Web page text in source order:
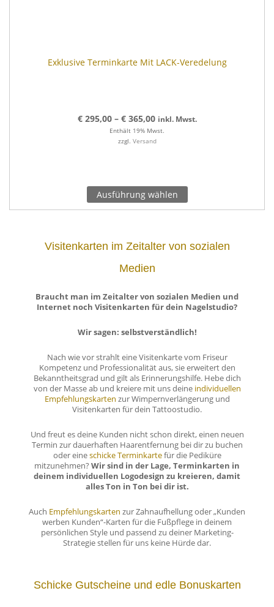
Exklusive Terminkarte Mit LACK-Veredelung
€295,00 – €365,00 inkl. Mwst.
Enthält 19% Mwst.
zzgl. Versand
Ausführung wählen
Visitenkarten im Zeitalter von sozialen
Medien
Braucht man im Zeitalter von sozialen Medien und
Internet noch Visitenkarten für dein Nagelstudio?
Wir sagen: selbstverständlich!
Nach wie vor strahlt eine Visitenkarte vom Friseur
Kompetenz und Professionalität aus, sie erweitert den
Bekanntheitsgrad und gilt als Erinnerungshilfe. Hebe dich
von der Masse ab und kreiere mit uns deine individuellen
Empfehlungskarten zur Wimpernverlängerung und
Visitenkarten für dein Tattoostudio.
Und freut es deine Kunden nicht schon direkt, einen neuen
Termin zur dauerhaften Haarentfernung bei dir zu buchen
oder eineschicke Terminkartefür die Pediküre
mitzunehmen? Wir sind in der Lage, Terminkarten in
deinem individuellen Logodesign zu kreieren, damit
alles Ton in Ton bei dir ist.
Auch Empfehlungskarten zur Zahnaufhellung oder „Kunden
werben Kunden“-Karten für die Fußpflege in deinem
persönlichen Style und passend zu deiner Marketing-
Strategie stellen für uns keine Hürde dar.
Schicke Gutscheine und edle Bonuskarten